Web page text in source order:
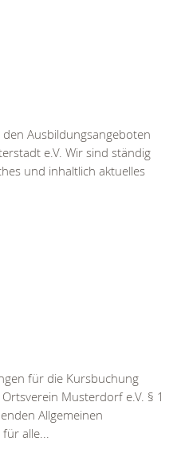
Ausbildungsangeboten
e.V. Wir sind ständig
und inhaltlich aktuelles
für die Kursbuchung
Musterdorf e.V. § 1
Allgemeinen
alle...